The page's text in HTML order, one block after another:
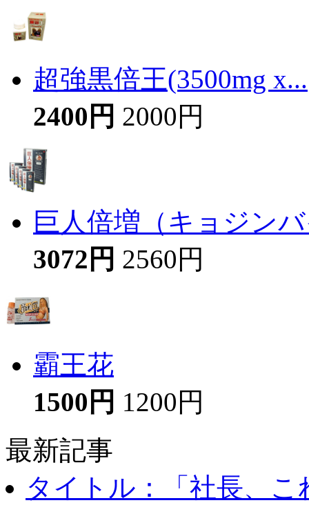
超強黒倍王(3500mg x...
2400円 2000円
巨人倍増（キョジン
3072円 2560円
霸王花
1500円 1200円
最新記事
タイトル：「社長、こ